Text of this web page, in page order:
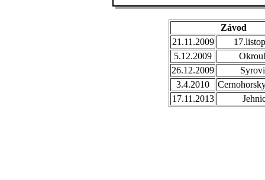
Závod
21.11.2009
5.12.2009
26.12.2009
3.4.2010
17.11.2013